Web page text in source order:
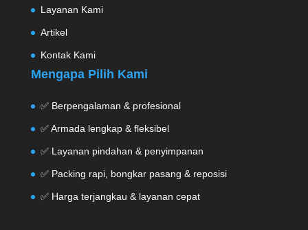
Layanan Kami
Artikel
Kontak Kami
Mengapa Pilih Kami
✅ Berpengalaman & profesional
✅ Armada lengkap & fleksibel
✅ Layanan pindahan & penyimpanan
✅ Packing rapi, bongkar pasang & reposisi
✅ Harga terjangkau & layanan cepat